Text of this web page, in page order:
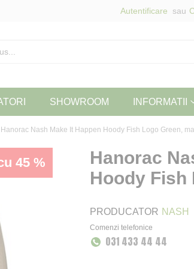
Autentificare
SHOWROOM INFORMATII
Hanorac Nash Make It Happen Hoody Fish Logo Green,
Hanorac
Hoody Fish
PRODUCATOR NASH
Comenzi telefonice
031 433 44 44
45 %